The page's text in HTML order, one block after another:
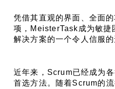
凭借其直观的界面、全面
项，MeisterTask成为敏捷
解决方案的一个令人信服的
近年来，Scrum已经成为
首选方法。随着Scrum的